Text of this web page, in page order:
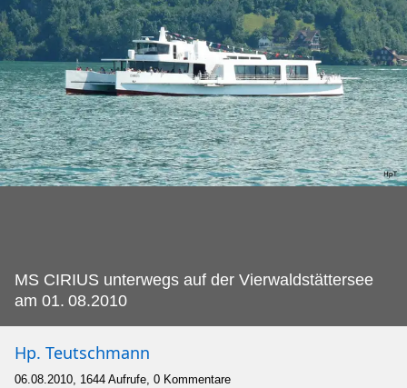
MS CIRIUS unterwegs auf der Vierwaldstättersee
am 01. 08.2010
Hp. Teutschmann
06.08.2010, 1644 Aufrufe, 0 Kommentare